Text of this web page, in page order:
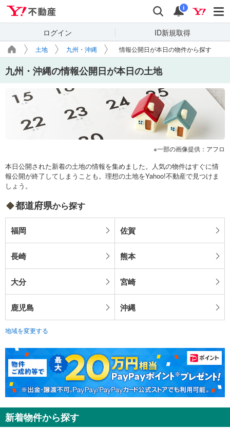
検索 通知
i
ログイン ID新規取得
土地 九州・沖縄 情報公開日が本日の物件から探す
九州・沖縄の情報公開日が本日の土地
一部の画像提供：アフロ
本日公開された新着の土地の情報を集めました。人気の物件はすぐに情
報公開が終了してしまうことも。理想の土地をYahoo!不動産で見つけま
しょう。
都道府県から探す
福岡 佐賀
長崎 熊本
大分 宮崎
鹿児島 沖縄
地域を変更する
新着物件から探す